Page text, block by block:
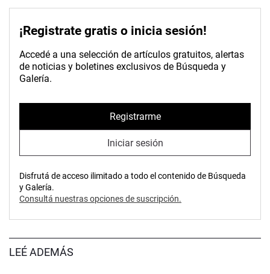
¡Registrate gratis o inicia sesión!
Accedé a una selección de artículos gratuitos, alertas
de noticias y boletines exclusivos de Búsqueda y
Galería.
Registrarme
Iniciar sesión
Disfrutá de acceso ilimitado a todo el contenido de Búsqueda
y Galería.
Consultá nuestras opciones de suscripción.
LEÉ ADEMÁS